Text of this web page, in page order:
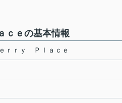
ｃｅの基本情報
ｒｒｙ Ｐｌａｃｅ